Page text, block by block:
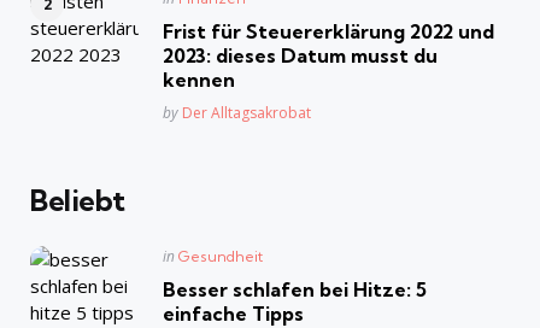
Frist für Steuererklärung 2022 und
2023: dieses Datum musst du
kennen
Posted
by Der Alltagsakrobat
Beliebt
Posted
in Gesundheit
Besser schlafen bei Hitze: 5
einfache Tipps